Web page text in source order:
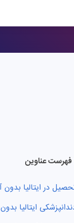
فهرست عناوین
در ایتالیا
ایتالیا